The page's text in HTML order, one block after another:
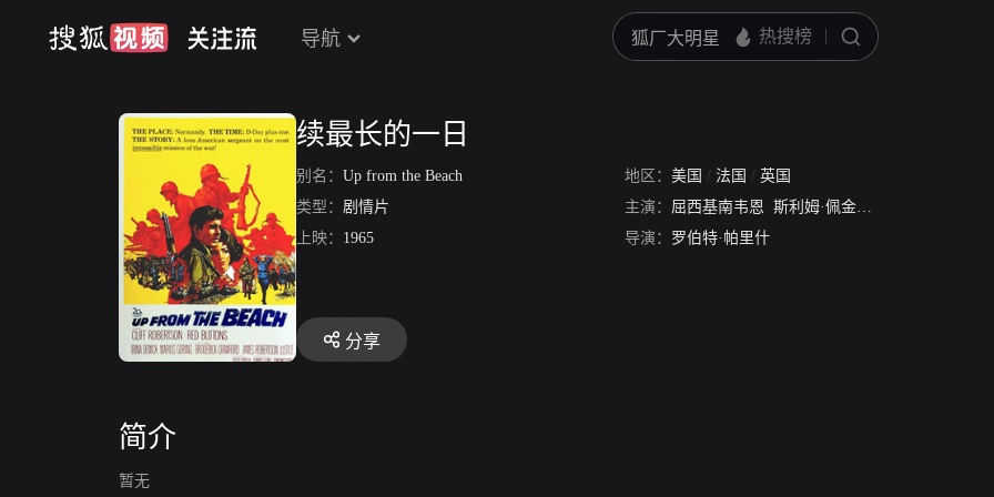
导航
续最长的一日
别名： Up from the Beach 地区： 美国 / 法国 / 英国
类型： 剧情片 主演： 屈西基南韦恩 斯利姆·佩金斯
上映： 1965 导演： 罗伯特·帕里什
分享
简介
暂无